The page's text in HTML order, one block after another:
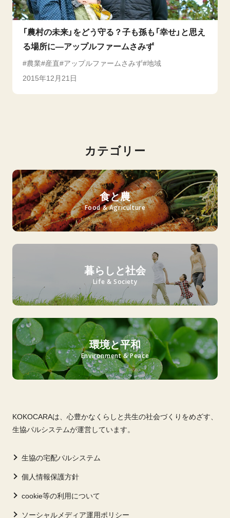
「農村の未来」をどう守る？子も孫も「幸せ」と思え
る場所に―アップルファームさみず
農業 産直 アップルファームさみず 地域
2015年12月21日
カテゴリー
食と農
Food & Agriculture
暮らしと社会
Life & Society
環境と平和
Environment & Peace
KOKOCARAは、心豊かなくらしと共生の社会づくりをめざす、
生協パルシステムが運営しています。
生協の宅配パルシステム
個人情報保護方針
cookie等の利用について
ソーシャルメディア運用ポリシー